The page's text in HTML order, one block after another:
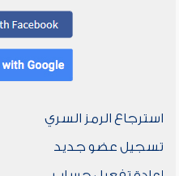
استرجاع الرمز السري
تسجيل عضو جديد